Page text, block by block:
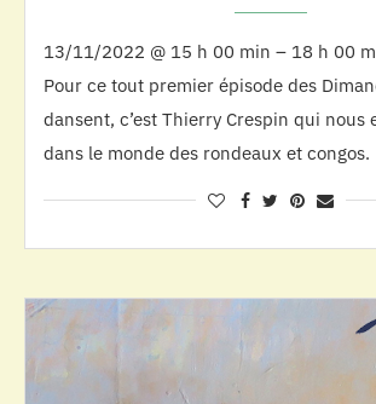
13/11/2022 @ 15 h 00 min – 18 h 00
Pour ce tout premier épisode des
dansent, c’est Thierry Crespin qui nous
dans le monde des rondeaux et congos.